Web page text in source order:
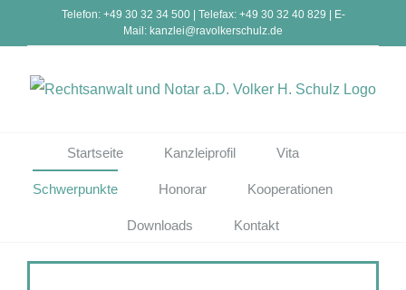
Inhalt
Telefon: +49 30 32 34 500 | Telefax: +49 30 32 40 829 | E-
Mail: kanzlei@ravolkerschulz.de
Startseite Kanzleiprofil Vita
Schwerpunkte Honorar Kooperationen
Downloads Kontakt